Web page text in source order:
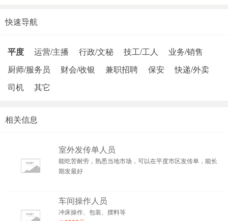
快速导航
平度 运营/主播 行政/文秘 技工/工人
业务/销售
厨师/服务员
财会/收银 兼职招聘 保安
快递/外卖
司机
其它
相关信息
室外发传单人员
能吃苦耐劳，熟悉当地市场，可以在平度市区发传单，能长
期发最好
车间操作人员
冲床操作、包装、摆料等